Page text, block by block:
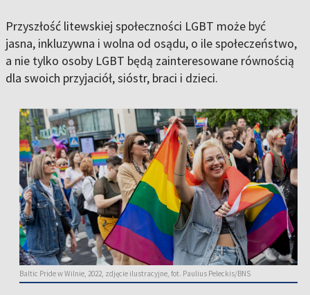
Przyszłość litewskiej społeczności LGBT może być
jasna, inkluzywna i wolna od osądu, o ile społeczeństwo,
a nie tylko osoby LGBT będą zainteresowane równością
dla swoich przyjaciół, sióstr, braci i dzieci.
Baltic Pride w Wilnie, 2022, zdjęcie ilustracyjne, fot. Paulius Peleckis/BNS